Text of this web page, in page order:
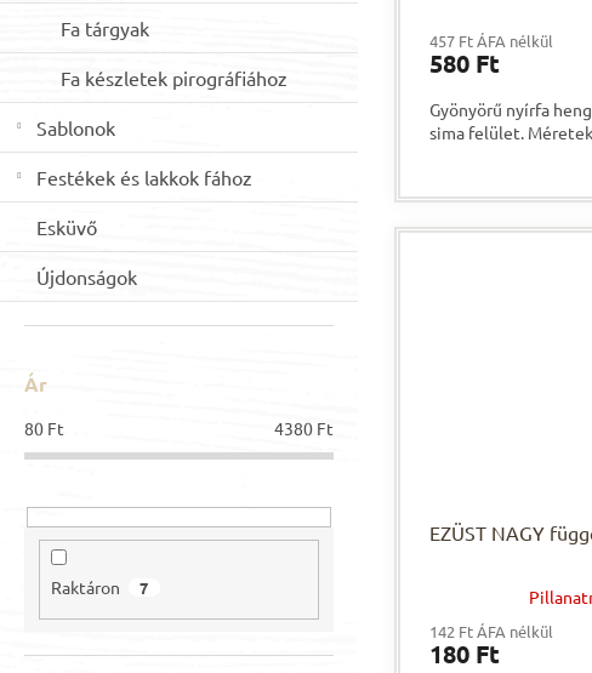
Fa tárgyak
Fa készletek pirográfiához
Sablonok
Festékek és lakkok fához
Esküvő
Újdonságok
Ár
80 Ft 4380 Ft
Raktáron 7
457 Ft ÁFA nélkül
580 Ft
Gyönyörű nyírfa
sima felület.
EZÜST NAGY
142 Ft ÁFA nélkül
180 Ft